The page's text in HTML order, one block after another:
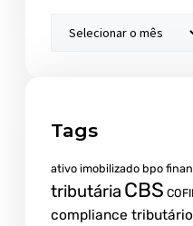
Tags
ativo imobilizado bpo
tributária CBS
compliance tributário